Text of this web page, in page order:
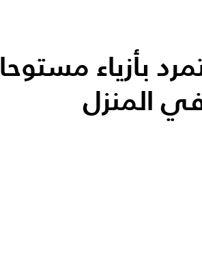
بأزياء
في المنزل